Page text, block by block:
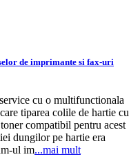
de imprimante si fax-uri
cu o multifunctionala
tiparea colile de hartie cu
compatibil pentru acest
dungilor pe hartie era
ul im...mai mult